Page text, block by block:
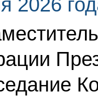
2026